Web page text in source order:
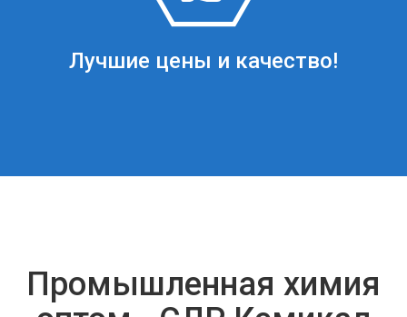
Лучшие цены и качество!
Промышленная химия